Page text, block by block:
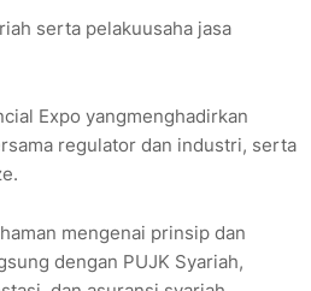
serta pelakuusaha jasa
Expo yangmenghadirkan
regulator dan industri, serta
mengenai prinsip dan
dengan PUJK Syariah,